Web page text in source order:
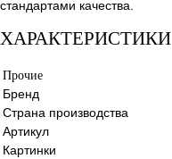
стандартами качества.
ХАРАКТЕРИСТИКИ
Прочие
Бренд
Страна производства
Артикул
Картинки